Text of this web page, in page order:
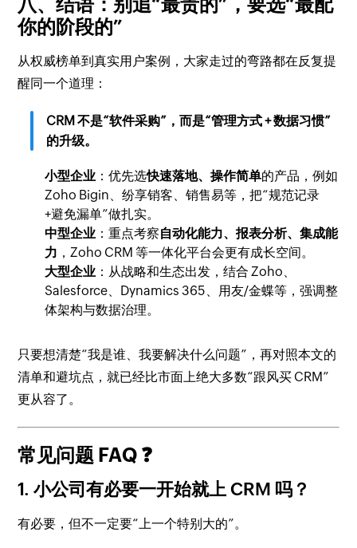
八、结语：别追“最贵的”，要选“最配
你的阶段的”
从权威榜单到真实用户案例，大家走过的弯路都在反复提
醒同一个道理：
CRM 不是“软件采购”，而是“管理方式 + 数据习惯”
的升级。
小型企业 ：优先选快速落地、操作简单的产品，例如
Zoho Bigin、纷享销客、销售易等，把“规范记录
+避免漏单”做扎实。
中型企业 ：重点考察自动化能力、报表分析、集成能
力 ，Zoho CRM 等一体化平台会更有成长空间。
大型企业 ：从战略和生态出发，结合 Zoho、
Salesforce、Dynamics 365、用友/金蝶等，强调整
体架构与数据治理。
只要想清楚“我是谁、我要解决什么问题”，再对照本文的
清单和避坑点，就已经比市面上绝大多数“跟风买 CRM”
更从容了。
常见问题 FAQ ❓
1. 小公司有必要一开始就上 CRM 吗？
有必要，但不一定要“上一个特别大的”。